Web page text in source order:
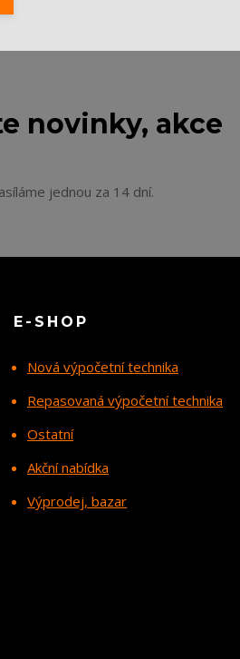
novinky, akce
jednou za 14 dní.
E-SHOP
Nová výpočetní technika
Repasovaná výpočetní technika
Ostatní
Akční nabídka
Výprodej, bazar